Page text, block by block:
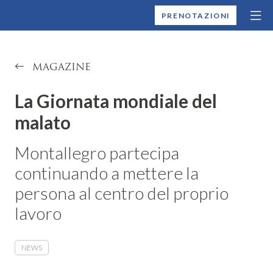
MONTALLEGROPRENOTAZIONI
MAGAZINE
La Giornata mondiale del
malato
Montallegro partecipa
continuando a mettere la
persona al centro del proprio
lavoro
NEWS